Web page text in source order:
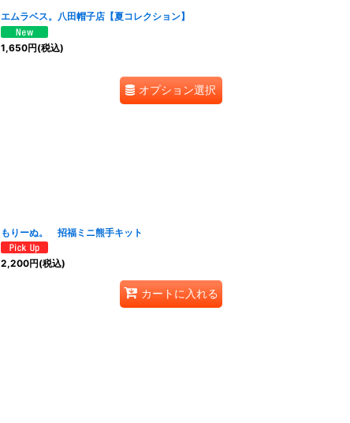
エムラベス。八田帽子店【夏コレクション】
1,650円(税込)
オプション選択
もりーぬ。 招福ミニ熊手キット
2,200円(税込)
カートに入れる